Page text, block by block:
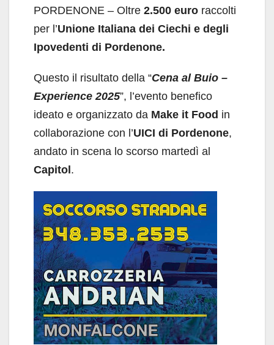
PORDENONE – Oltre 2.500 euro raccolti
per l’Unione Italiana dei Ciechi e degli
Ipovedenti di Pordenone.
Questo il risultato della “Cena al Buio –
Experience 2025”, l’evento benefico
ideato e organizzato da Make it Food in
collaborazione con l’UICI di Pordenone,
andato in scena lo scorso martedì al
Capitol.